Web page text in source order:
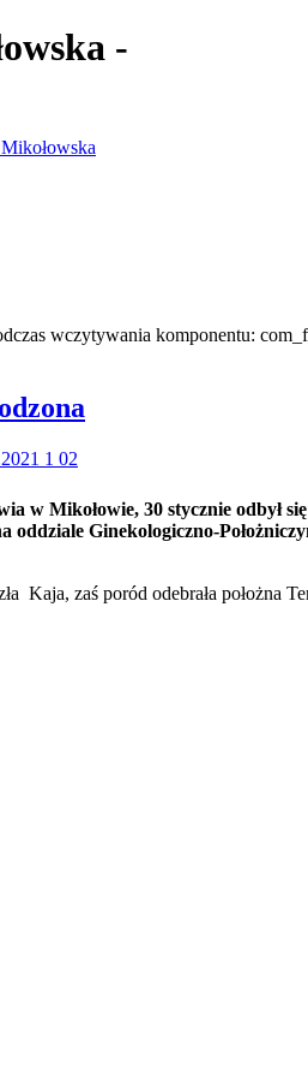
-
wczytywania komponentu:
w Mikołowie, 30 stycznie odbył się
oddziale Ginekologiczno-
Kaja, zaś poród odebrała położna